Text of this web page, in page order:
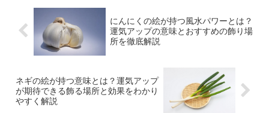
にんにくの絵が持つ風水パワーとは？
運気アップの意味とおすすめの飾り場
所を徹底解説
ネギの絵が持つ意味とは？運気アップ
が期待できる飾る場所と効果をわかり
やすく解説